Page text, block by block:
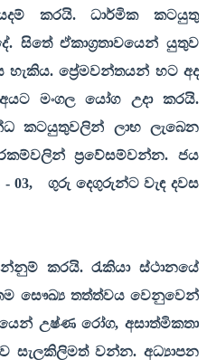
කරයි. ධාර්මික කටයුතු
සිතේ ඒකාග්‍රතාවයෙන් යුතුව
ප්‍රේමවන්තයන් හට අද
මංගල යෝග උදා කරයි.
කටයුතුවලින් ලාභ ලැබෙන
ප්‍රවේසම්වන්න. ජය
-03,
ගුරු දෙගුරුන්ට වැඳ දවස
කරයි. රැකියා ස්ථානයේ
සෞඛ්‍ය තත්ත්වය වෙනුවෙන්
උෂ්ණ රෝග,අසාත්මිකතා
සැලකිලිමත් වන්න. අධ්‍යාපන